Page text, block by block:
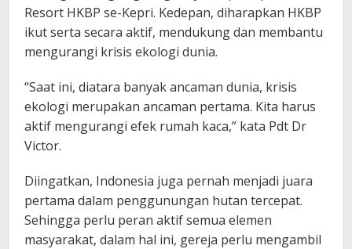
Resort HKBP se-Kepri. Kedepan, diharapkan HKBP
ikut serta secara aktif, mendukung dan membantu
mengurangi krisis ekologi dunia.
“Saat ini, diatara banyak ancaman dunia, krisis
ekologi merupakan ancaman pertama. Kita harus
aktif mengurangi efek rumah kaca,” kata Pdt Dr
Victor.
Diingatkan, Indonesia juga pernah menjadi juara
pertama dalam penggunungan hutan tercepat.
Sehingga perlu peran aktif semua elemen
masyarakat, dalam hal ini, gereja perlu mengambil